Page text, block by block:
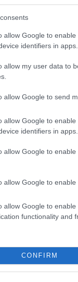
allow Google to
identifiers in apps.
allow my user data to
allow Google to send
allow Google to
identifiers in apps.
allow Google to
allow Google to
allow Google to
functionality and
CONFIRM
είναι οι δύο
γραπτός
προσλήψεις
μισθός: